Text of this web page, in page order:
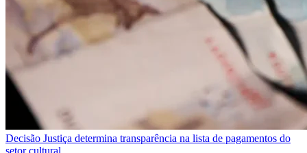
Decisão Justiça determina transparência na lista de pagamentos do
setor cultural